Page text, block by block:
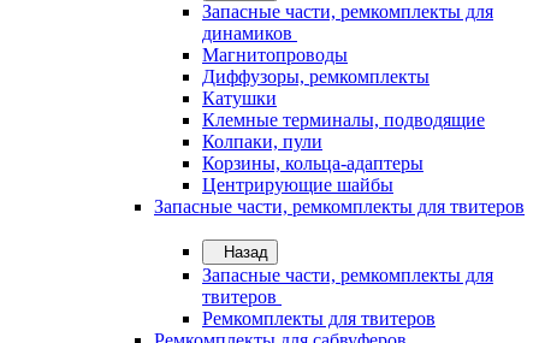
Запасные части, ремкомплекты для
динамиков
Магнитопроводы
Диффузоры, ремкомплекты
Катушки
Клемные терминалы, подводящие
Колпаки, пули
Корзины, кольца-адаптеры
Центрирующие шайбы
Запасные части, ремкомплекты для твитеров
Назад
Запасные части, ремкомплекты для
твитеров
Ремкомплекты для твитеров